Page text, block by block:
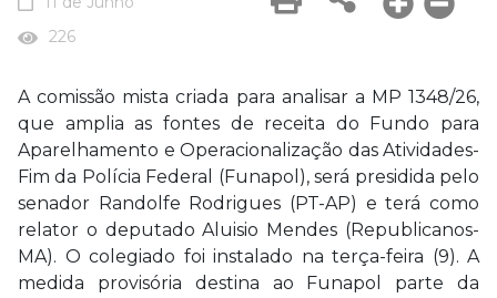
226
A comissão mista criada para analisar a MP 1348/26,
que amplia as fontes de receita do Fundo para
Aparelhamento e Operacionalização das Atividades-
Fim da Polícia Federal (Funapol), será presidida pelo
senador Randolfe Rodrigues (PT-AP) e terá como
relator o deputado Aluisio Mendes (Republicanos-
MA). O colegiado foi instalado na terça-feira (9). A
medida provisória destina ao Funapol parte da